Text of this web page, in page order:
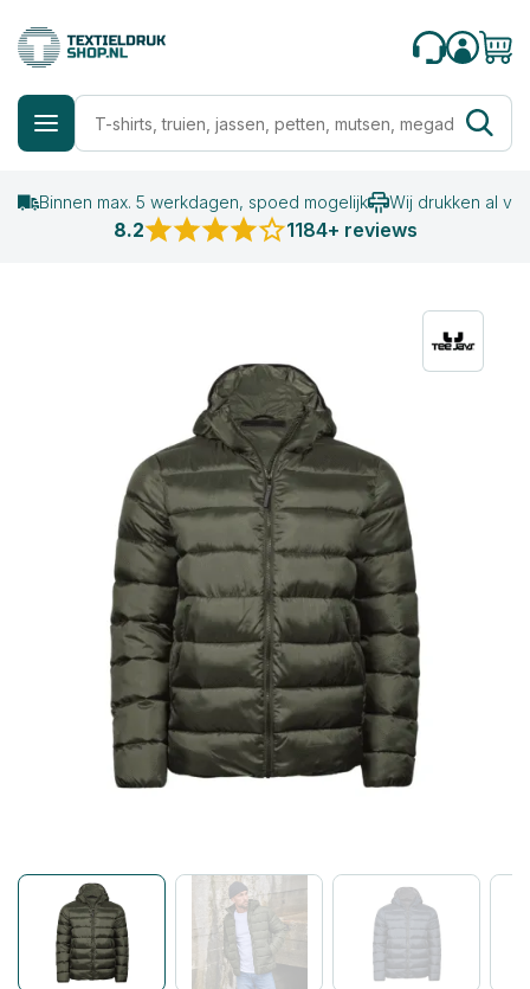
Binnen max. 5 werkdagen, spoed mogelijk Wij drukken al
8.2 1184+ reviews